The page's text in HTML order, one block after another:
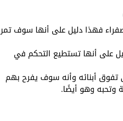
فهذا دليل على أنها سوف تمر
على أنها تستطيع التحكم في
تفوق أبنائه وأنه سوف يفرح بهم
وتحبه وهو أيضًا.